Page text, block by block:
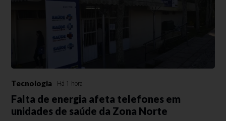
Tecnologia Há 1 hora
Falta de energia afeta telefones em
unidades de saúde da Zona Norte